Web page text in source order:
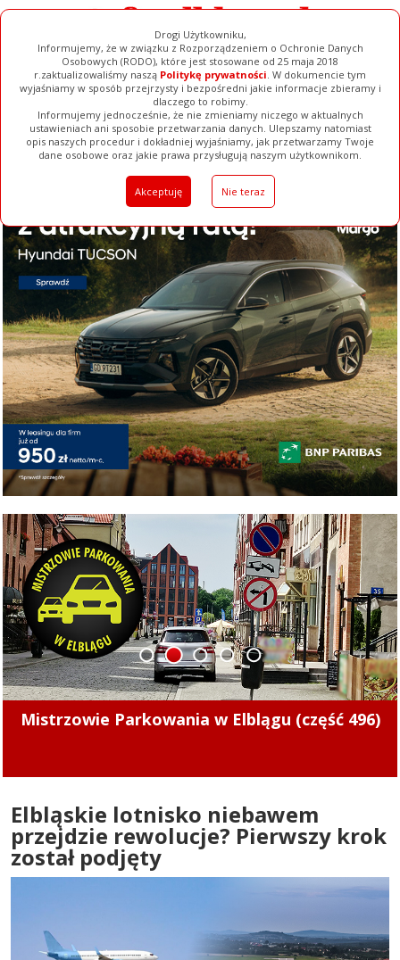
Drogi Użytkowniku,
Informujemy, że w związku z Rozporządzeniem o Ochronie Danych
Osobowych (RODO), które jest stosowane od 25 maja 2018
r.zaktualizowaliśmy naszą Politykę prywatności. W dokumencie tym
wyjaśniamy w sposób przejrzysty i bezpośredni jakie informacje zbieramy i
dlaczego to robimy.
Informujemy jednocześnie, że nie zmieniamy niczego w aktualnych
ustawieniach ani sposobie przetwarzania danych. Ulepszamy natomiast
opis naszych procedur i dokładniej wyjaśniamy, jak przetwarzamy Twoje
dane osobowe oraz jakie prawa przysługują naszym użytkownikom.
Akceptuję Nie teraz
Ogłoszenia Filmy Galerie Baza Firm Pełna Wersja
Pierwsze punkty w nowym sezonie. Concordia
1 2 3 4 5
Elbląskie lotnisko niebawem
przejdzie rewolucje? Pierwszy krok
został podjęty